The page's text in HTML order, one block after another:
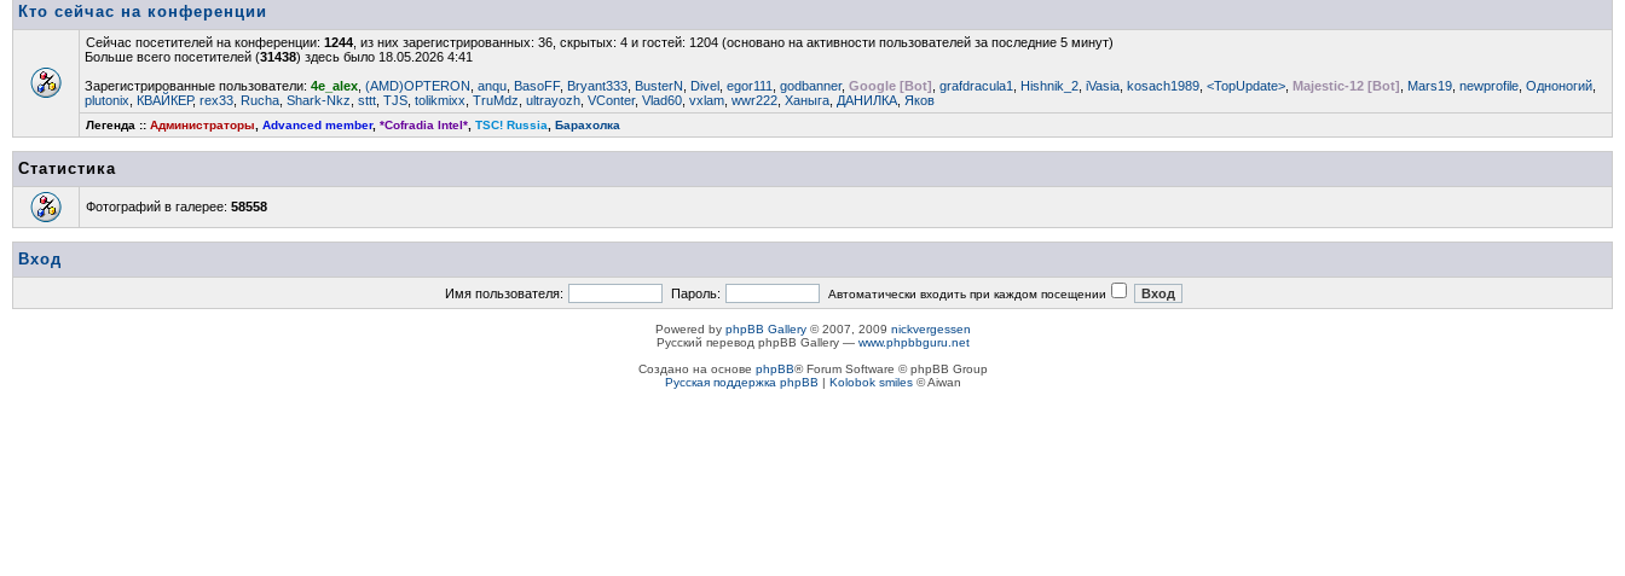
Кто сейчас на конференции
Сейчас посетителей на конференции: 1244 , из них зарегистрированных: 36, скрытых: 4 и гостей: 1204 (основано на активности пользователей за последние 5 минут)
Больше всего посетителей (31438) здесь было 18.05.2026 4:41
Зарегистрированные пользователи: 4e_alex (AMD)OPTERON anqu BasoFF, Bryant333 BusterN Divel egor111 godbanner, Google [Bot] grafdracula1 Hishnik_2 iVasia kosach1989 <TopUpdate> Majestic-12 [Bot] Mars19 newprofile Одноногий
plutonix
КВАЙКЕР, rex33 Rucha Shark-Nkz sttt TJS tolikmixx TruMdz ultrayozh VConter, Vlad60 vxlam wwr222 Ханыга ДАНИЛКА Яков
Легенда :: Администраторы Advanced member, *Cofradia Intel* TSC! Russia Барахолка
Статистика
Фотографий в галерее: 58558
Вход
Имя пользователя: Пароль: Автоматически входить при каждом посещении
Powered by phpBB Gallery© 2007, 2009 nickvergessen
Русский перевод phpBB Gallery — www.phpbbguru.net
Создано на основе phpBB® Forum Software © phpBB Group
Русская поддержка phpBB | Kolobok smiles© Aiwan